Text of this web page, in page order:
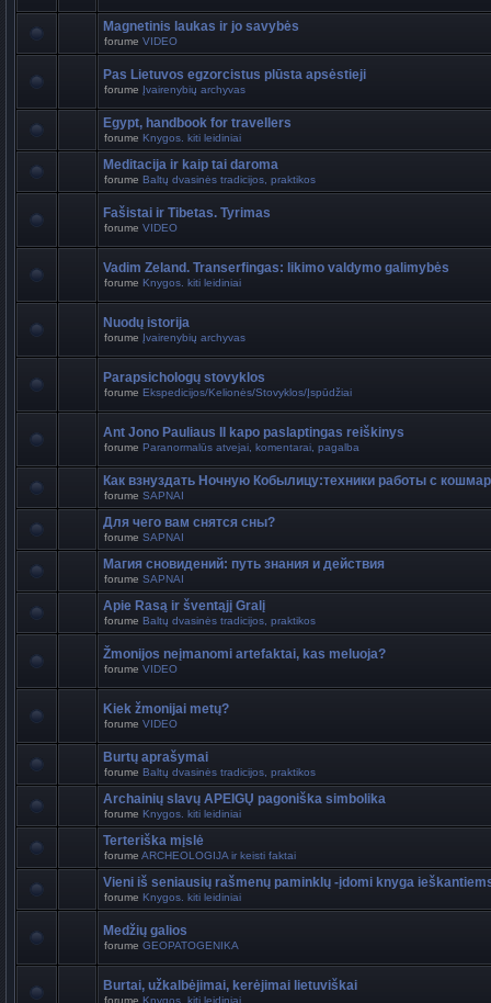
Magnetinis laukas ir jo savybės
forume VIDEO
Pas Lietuvos egzorcistus plūsta apsėstieji
forume Įvairenybių archyvas
Egypt, handbook for travellers
forume Knygos. kiti leidiniai
Meditacija ir kaip tai daroma
forume Baltų dvasinės tradicijos, praktikos
Fašistai ir Tibetas. Tyrimas
forume VIDEO
Vadim Zeland. Transerfingas: likimo valdymo galimybės
forume Knygos. kiti leidiniai
Nuodų istorija
forume Įvairenybių archyvas
Parapsichologų stovyklos
forume Ekspedicijos/Kelionės/Stovyklos/Įspūdžiai
Ant Jono Pauliaus II kapo paslaptingas reiškinys
forume Paranormalūs atvejai, komentarai, pagalba
Как взнуздать Ночную Кобылицу:техники работы с
forume SAPNAI
Для чего вам снятся сны?
forume SAPNAI
Магия сновидений: путь знания и действия
forume SAPNAI
Apie Rasą ir šventąjį Gralį
forume Baltų dvasinės tradicijos, praktikos
Žmonijos neįmanomi artefaktai, kas meluoja?
forume VIDEO
Kiek žmonijai metų?
forume VIDEO
Burtų aprašymai
forume Baltų dvasinės tradicijos, praktikos
Archainių slavų APEIGŲ pagoniška simbolika
forume Knygos. kiti leidiniai
Terteriška mįslė
forume ARCHEOLOGIJA ir keisti faktai
Vieni iš seniausių rašmenų paminklų -įdomi knyga
forume Knygos. kiti leidiniai
Medžių galios
forume GEOPATOGENIKA
Burtai, užkalbėjimai, kerėjimai lietuviškai
forume Knygos. kiti leidiniai